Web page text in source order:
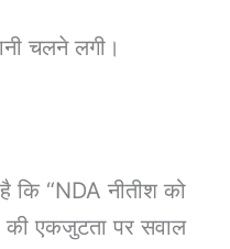
चलने लगी।
कि “NDA नीतीश को
की एकजुटता पर सवाल